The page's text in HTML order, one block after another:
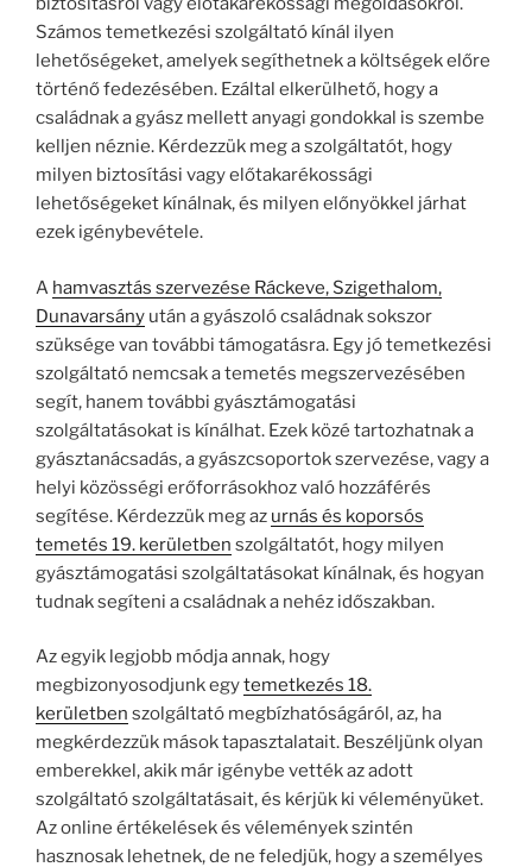
Számos temetkezési szolgáltató kínál ilyen
lehetőségeket, amelyek segíthetnek a költségek előre
történő fedezésében. Ezáltal elkerülhető, hogy a
családnak a gyász mellett anyagi gondokkal is szembe
kelljen néznie. Kérdezzük meg a szolgáltatót, hogy
milyen biztosítási vagy előtakarékossági
lehetőségeket kínálnak, és milyen előnyökkel járhat
ezek igénybevétele.
A hamvasztás szervezése Ráckeve, Szigethalom,
Dunavarsány után a gyászoló családnak sokszor
szüksége van további támogatásra. Egy jó temetkezési
szolgáltató nemcsak a temetés megszervezésében
segít, hanem további gyásztámogatási
szolgáltatásokat is kínálhat. Ezek közé tartozhatnak a
gyásztanácsadás, a gyászcsoportok szervezése, vagy a
helyi közösségi erőforrásokhoz való hozzáférés
segítése. Kérdezzük meg az urnás és koporsós
temetés 19. kerületben szolgáltatót, hogy milyen
gyásztámogatási szolgáltatásokat kínálnak, és hogyan
tudnak segíteni a családnak a nehéz időszakban.
Az egyik legjobb módja annak, hogy
megbizonyosodjunk egytemetkezés 18.
kerületben szolgáltató megbízhatóságáról, az, ha
megkérdezzük mások tapasztalatait. Beszéljünk olyan
emberekkel, akik már igénybe vették az adott
szolgáltató szolgáltatásait, és kérjük ki véleményüket.
Az online értékelések és vélemények szintén
hasznosak lehetnek, de ne feledjük, hogy a személyes